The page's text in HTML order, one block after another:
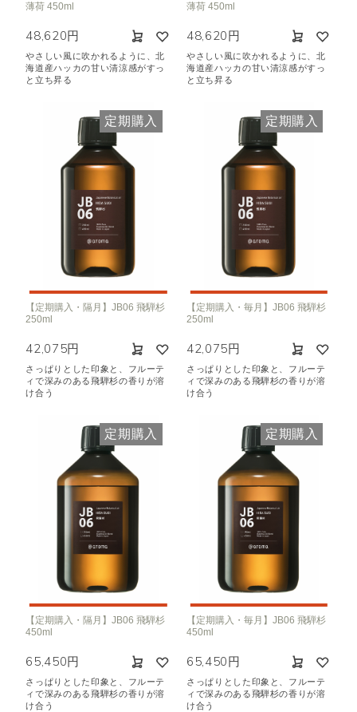
薄荷 450ml
48,620円
やさしい風に吹かれるように、北
海道産ハッカの甘い清涼感がすっ
と立ち昇る
薄荷 450ml
48,620円
やさしい風に吹かれるように、北
海道産ハッカの甘い清涼感がすっ
と立ち昇る
定期購入
【定期購入・隔月】JB06 飛騨杉
250ml
42,075円
さっぱりとした印象と、フルーテ
ィで深みのある飛騨杉の香りが溶
け合う
定期購入
【定期購入・毎月】JB06 飛騨杉
250ml
42,075円
さっぱりとした印象と、フルーテ
ィで深みのある飛騨杉の香りが溶
け合う
定期購入
【定期購入・隔月】JB06 飛騨杉
450ml
65,450円
さっぱりとした印象と、フルーテ
ィで深みのある飛騨杉の香りが溶
け合う
定期購入
【定期購入・毎月】JB06 飛騨杉
450ml
65,450円
さっぱりとした印象と、フルーテ
ィで深みのある飛騨杉の香りが溶
け合う